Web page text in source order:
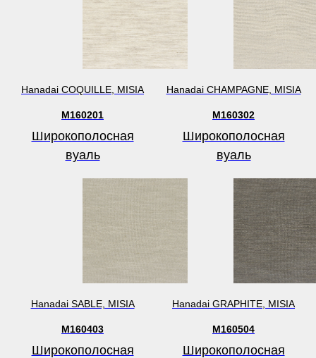
Hanadai COQUILLE, MISIA
M160201
Широкополосная
вуаль
Hanadai CHAMPAGNE, MISIA
M160302
Широкополосная
вуаль
Hanadai SABLE, MISIA
M160403
Широкополосная
Hanadai GRAPHITE, MISIA
M160504
Широкополосная